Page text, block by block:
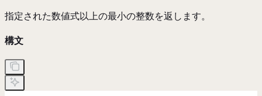
指定された数値式以上の最小の整数を返します。
構文